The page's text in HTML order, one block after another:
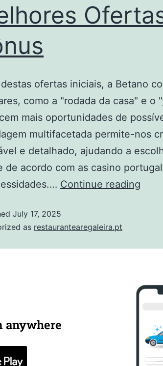
ofertas iniciais, a Betano
como a "rodada da casa" e o
mais oportunidades de
multifacetada permite-nos
e detalhado, ajudando a
de acordo com as casino
Continue reading
July 17, 2025
as restaurantearegaleira.pt
anywhere